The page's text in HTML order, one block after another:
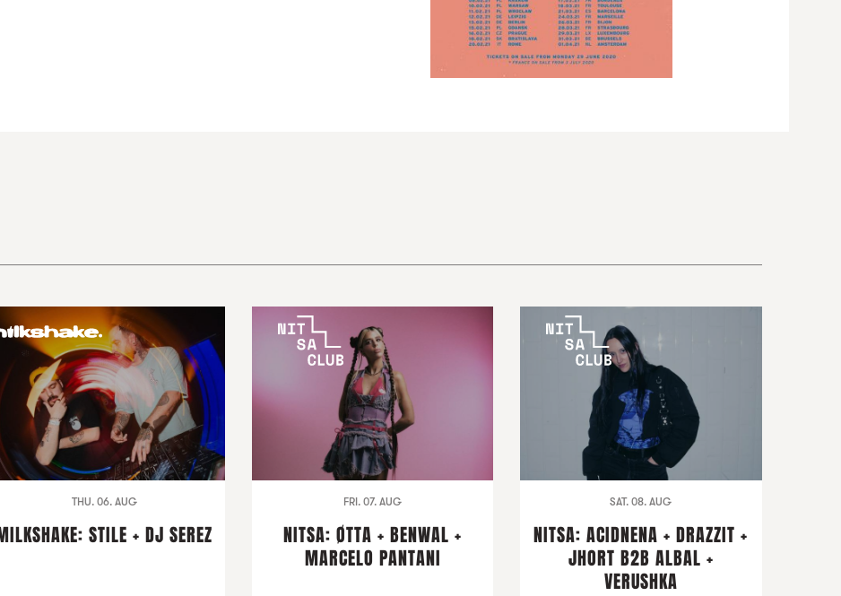
THU. 06. AUG
STILE + DJ SEREZ
FRI. 07. AUG
NITSA: ØTTA + BENWAL +
MARCELO PANTANI
SAT. 08. AUG
NITSA: ACIDNENA + DRAZZIT +
JHORT B2B ALBAL +
VERUSHKA